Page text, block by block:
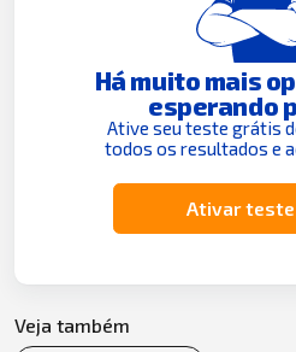
Há muito mais
esperando
Ative seu teste grátis
todos os resultados e
Ativar
Veja também